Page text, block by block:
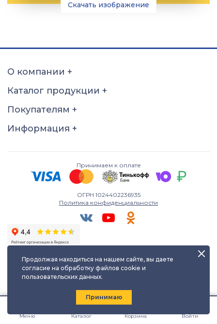
Скачать изображение
О компании +
Каталог продукции +
Покупателям +
Информация +
Принимаем к оплате
ОГРН 1024402236935
Политика конфиденциальности
Любое использование либо копирование материалов сайта
kayuf.ru| © КаЮФ , 2013-2026
Продолжая находиться на нашем сайте, вы даете
согласие на обработку файлов cookie и
пользовательских данных.
Принимаю
Меню Каталог Корзина Войти